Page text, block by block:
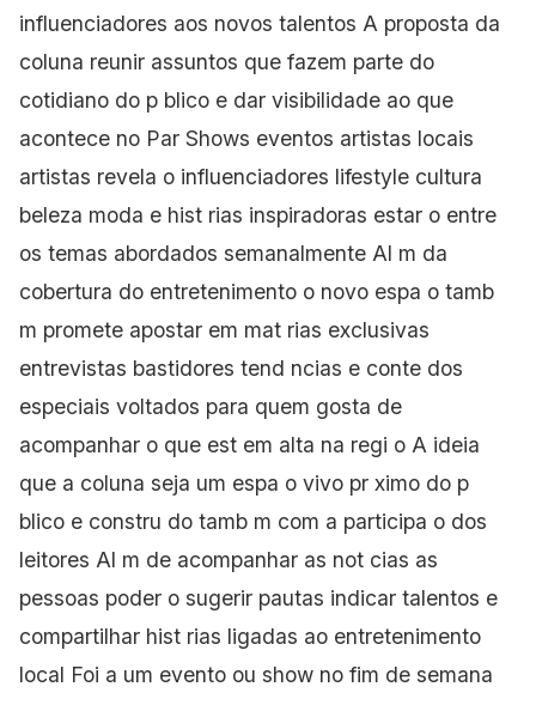
influenciadores aos novos talentos A proposta da
coluna reunir assuntos que fazem parte do
cotidiano do p blico e dar visibilidade ao que
acontece no Par Shows eventos artistas locais
artistas revela o influenciadores lifestyle cultura
beleza moda e hist rias inspiradoras estar o entre
os temas abordados semanalmente Al m da
cobertura do entretenimento o novo espa o tamb
m promete apostar em mat rias exclusivas
entrevistas bastidores tend ncias e conte dos
especiais voltados para quem gosta de
acompanhar o que est em alta na regi o A ideia
que a coluna seja um espa o vivo pr ximo do p
blico e constru do tamb m com a participa o dos
leitores Al m de acompanhar as not cias as
pessoas poder o sugerir pautas indicar talentos e
compartilhar hist rias ligadas ao entretenimento
local Foi a um evento ou show no fim de semana